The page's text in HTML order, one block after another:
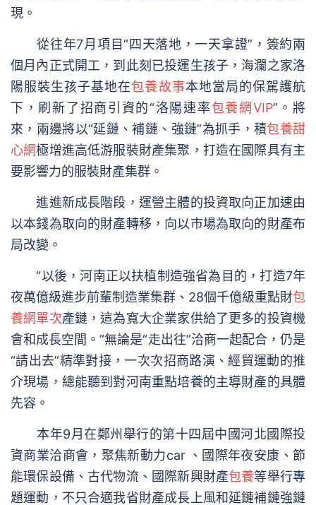
現。
從往年7月項目“四天落地，一天拿證”，簽約兩
個月內正式開工，到此刻已投運生孩子，海瀾之家洛
陽服裝生孩子基地在包養故事本地當局的保駕護航
下，刷新了招商引資的“洛陽速率包養網VIP”。將
來，兩邊將以“延鏈、補鏈、強鏈”為抓手，積包養甜
心網極增進高低游服裝財產集聚，打造在國際具有主
要影響力的服裝財產集群。
進進新成長階段，運營主體的投資取向正加速由
以本錢為取向的財產轉移，向以市場為取向的財產布
局改變。
“以後，河南正以扶植制造強省為目的，打造7年
夜萬億級進步前輩制造業集群、28個千億級重點財包
養網單次產鏈，這為寬大企業家供給了更多的投資機
會和成長空間。”無論是“走出往”洽商一起配合，仍是
“請出去”精準對接，一次次招商路演、經貿運動的推
介現場，總能聽到對河南重點培養的主導財產的具體
先容。
本年9月在鄭州舉行的第十四屆中國河北國際投
資商業洽商會，聚焦新動力car 、國際年夜安康、節
能環保設備、古代物流、國際新興財產包養等舉行專
題運動，不只合適我省財產成長上風和延鏈補鏈強鏈